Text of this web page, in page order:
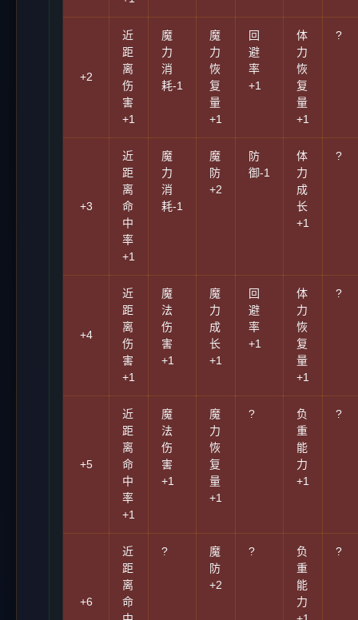
+2
近
距
离
伤
害
+1
魔
力
消
耗-1
魔
力
恢
复
量
+1
回
避
率
+1
体
力
恢
复
量
+1
?
+3
近
距
离
命
中
率
+1
魔
力
消
耗-1
魔
防
+2
防
御-1
体
力
成
长
+1
?
+4
近
距
离
伤
害
+1
魔
法
伤
害
+1
魔
力
成
长
+1
回
避
率
+1
体
力
恢
复
量
+1
?
+5
近
距
离
命
中
率
+1
魔
法
伤
害
+1
魔
力
恢
复
量
+1
?
负
重
能
力
+1
?
+6
近
距
离
命
?
魔
防
+2
?
负
重
能
力
?